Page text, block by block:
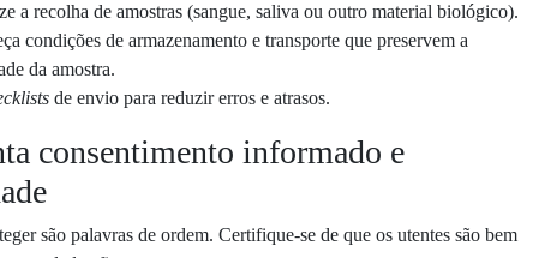
a recolha de amostras (sangue, saliva ou outro material biológico).
condições de armazenamento e transporte que preservem a
da amostra.
de envio para reduzir erros e atrasos.
consentimento informado e
são palavras de ordem. Certifique-se de que os utentes são bem